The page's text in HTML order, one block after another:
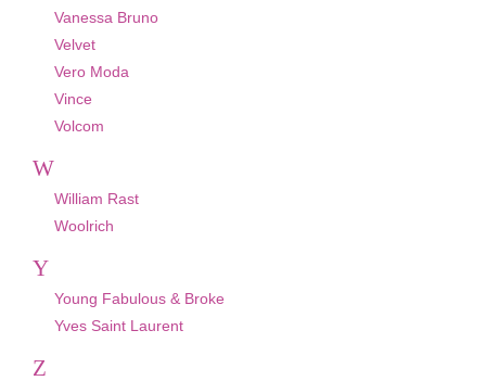
Vanessa Bruno
Velvet
Vero Moda
Vince
Volcom
W
William Rast
Woolrich
Y
Young Fabulous & Broke
Yves Saint Laurent
Z